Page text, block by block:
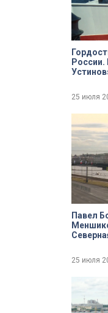
25 июля
Павел
25 июля